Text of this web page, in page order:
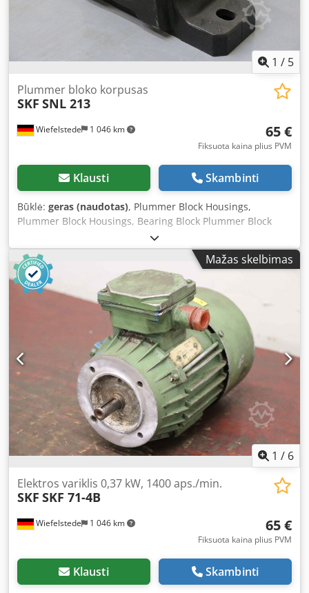
1 / 5
Wiefelstede 1 046 km
Plummer bloko korpusas
SKF SNL 213
65 €
Fiksuota kaina plius PVM
Klausti Skambinti
Būklė: geras (naudotas), Plummer Block Housings,
Plummer Block Housings, Bearing Block Plummer Block
Housings, Plummer Block Housing Unit, Plummer Block
Housing Units, SKF Plummer Block Bearing, Plummer Block
Housing Unit -Manufacturer: SKF -Type: Bearing Block SNL
213 Cjdpfx Adjdl Il Aoyorf -Bearings to be installed: Short
code -Quantity: 12 plummer block housings available -
Price: per piece -Dimensions: 275/110/H150 mm per piece -
Weight: 6.2 kg per piece
Mažas skelbimas
1 / 6
Wiefelstede 1 046 km
Elektros variklis 0,37 kW, 1400 aps./min.
SKF SKF 71-4B
65 €
Fiksuota kaina plius PVM
Klausti Skambinti